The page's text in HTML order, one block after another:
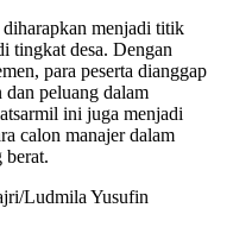
menjadi titik
tingkat desa. Dengan
para peserta dianggap
peluang dalam
ini juga menjadi
calon manajer dalam
berat.
Ludmila Yusufin